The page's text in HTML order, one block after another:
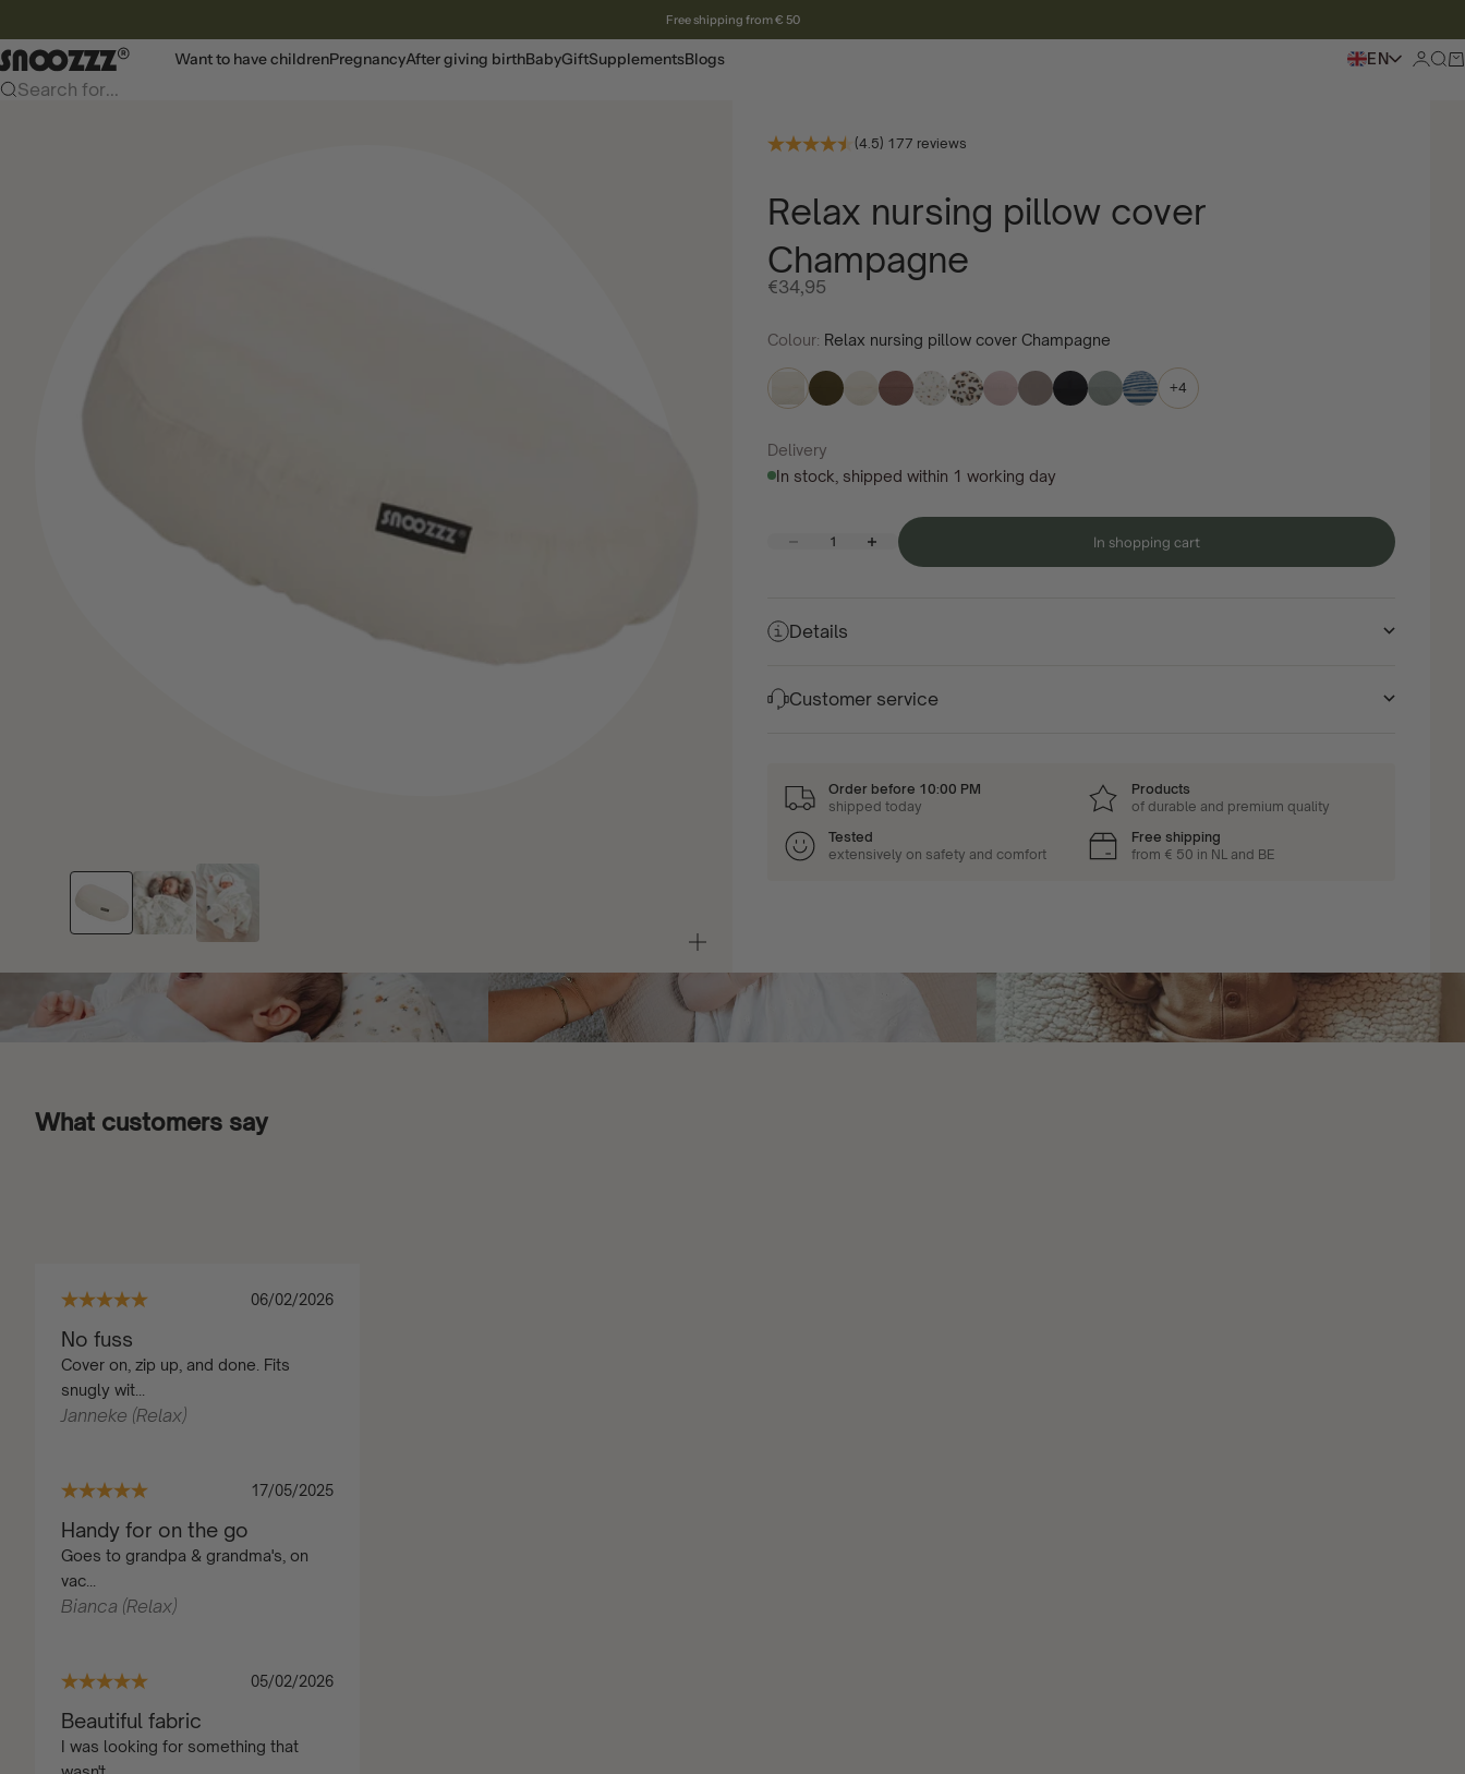
Free shipping from € 50
Snoozzz webshop Want to have childrenPregnancyAfter giving birthBabyGiftSupplementsBlogs EN Login
To
Search for...
(4.5) 177 reviews
Relax nursing pillow cover
Champagne
Offer price
€34,95
Colour: Relax nursing pillow cover Champagne
+4
Delivery
In stock, shipped within 1 working day
Decrease quantityIncrease quantity In shopping cart
Details
Customer service
Order before 10:00 PM
shipped today
Products
of durable and premium quality
Tested
extensively on safety and comfort
Free shipping
from € 50 in NL and BE
What customers say
06/02/2026
No fuss
Cover on, zip up, and done. Fits
snugly wit...
Janneke (Relax)
17/05/2025
Handy for on the go
Goes to grandpa & grandma's, on
vac...
Bianca (Relax)
05/02/2026
Beautiful fabric
I was looking for something that